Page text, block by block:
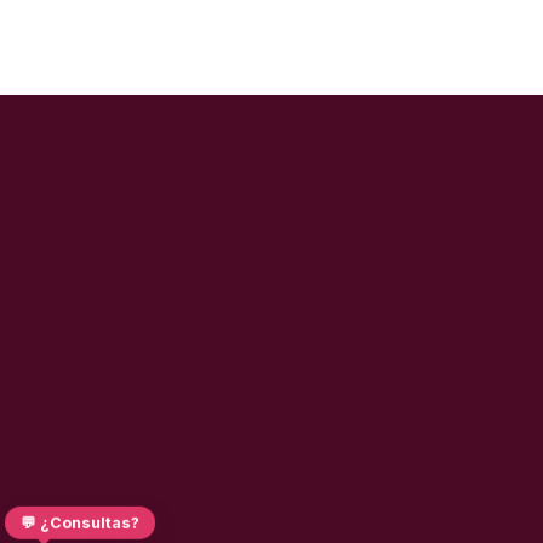
💬 ¿Consultas?